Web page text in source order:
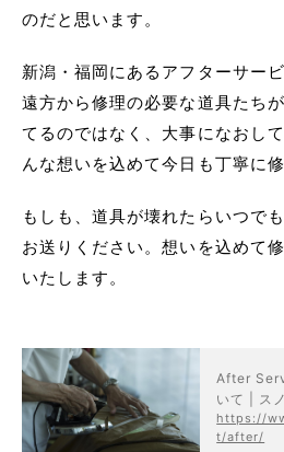
のだと思います。
新潟・福岡にあるアフターサー
遠方から修理の必要な道具たち
てるのではなく、大事になおし
んな想いを込めて今日も丁寧に
もしも、道具が壊れたらいつで
お送りください。想いを込めて
いたします。
After
いて | ス
https://
t/after/